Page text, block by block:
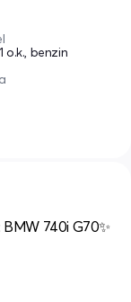
o.k., benzin
740i G70✨